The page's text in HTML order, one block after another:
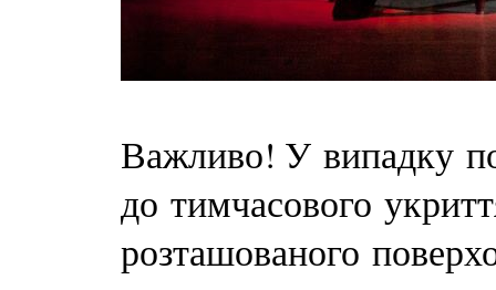
Важливо! У випадку
до тимчасового
розташованого